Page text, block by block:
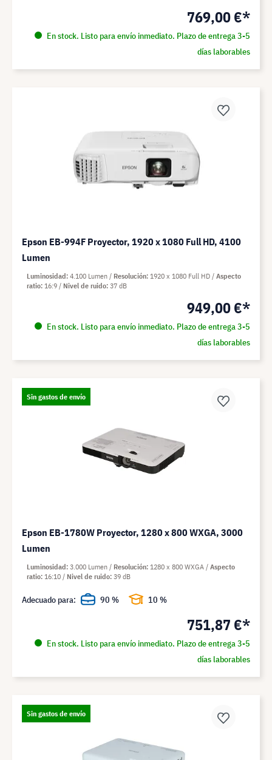
769,00 €*
En stock. Listo para envío inmediato. Plazo de entrega 3-5
días laborables
Epson EB-994F Proyector, 1920 x 1080 Full HD, 4100
Lumen
949,00 €*
En stock. Listo para envío inmediato. Plazo de entrega 3-5
días laborables
Luminosidad 4.100 Lumen Resolución 1920 x 1080 Full HD
Aspecto
ratio 16:9 Nivel de ruido 37 dB
Sin gastos de envío
Epson EB-1780W Proyector, 1280 x 800 WXGA, 3000
Lumen
751,87 €*
En stock. Listo para envío inmediato. Plazo de entrega 3-5
días laborables
Luminosidad 3.000 Lumen Resolución 1280 x 800 WXGA
Aspecto
ratio 16:10 Nivel de ruido 39 dB
Adecuado para: 90 % 10 %
Sin gastos de envío